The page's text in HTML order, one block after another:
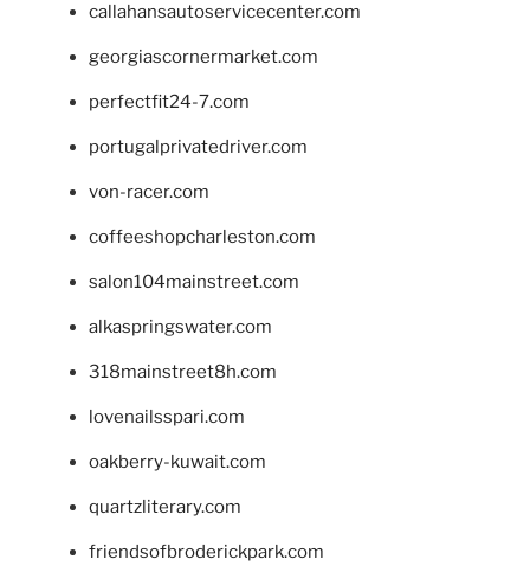
callahansautoservicecenter.com
georgiascornermarket.com
perfectfit24-7.com
portugalprivatedriver.com
von-racer.com
coffeeshopcharleston.com
salon104mainstreet.com
alkaspringswater.com
318mainstreet8h.com
lovenailsspari.com
oakberry-kuwait.com
quartzliterary.com
friendsofbroderickpark.com